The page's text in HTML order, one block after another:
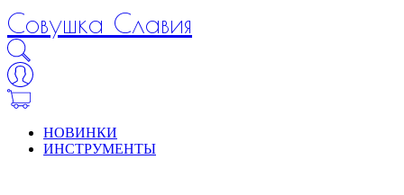
Совушка Славия
НОВИНКИ
ИНСТРУМЕНТЫ